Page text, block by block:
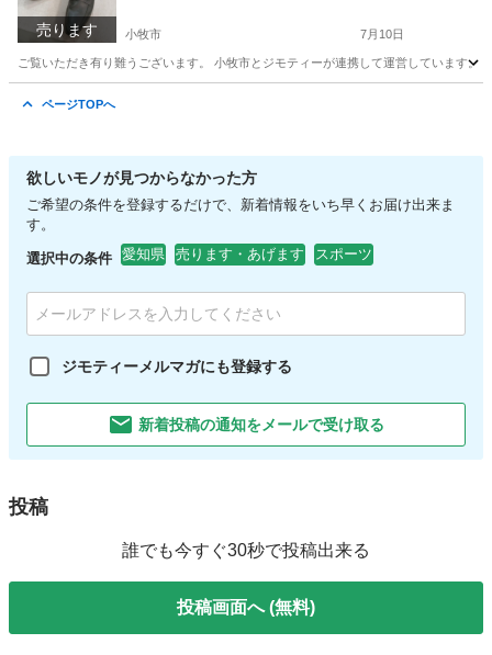
売ります 小牧市 7月10日
ご覧いただき有り難うございます。 小牧市とジモティーが連携して運営していま
ページTOPへ
欲しいモノが見つからなかった方
ご希望の条件を登録するだけで、新着情報をいち早くお届け出来ま
す。
選択中の条件 愛知県 売ります・あげます スポーツ
ジモティーメルマガにも登録する
新着投稿の通知をメールで受け取る
投稿
誰でも今すぐ30秒で投稿出来る
投稿画面へ (無料)